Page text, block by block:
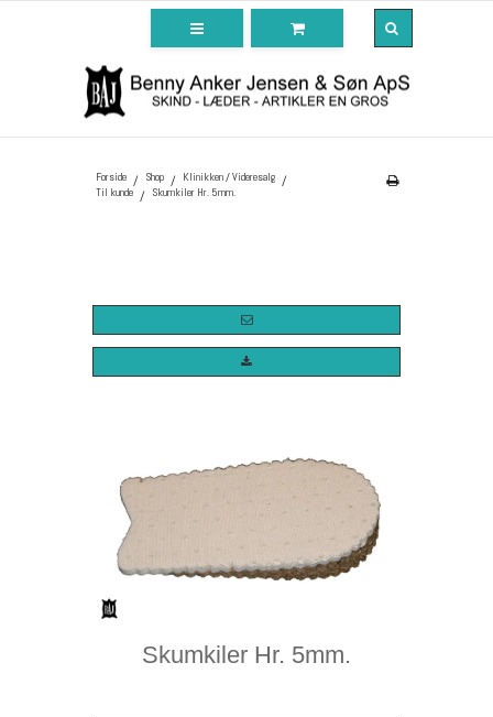
Forside / Shop / Klinikken / Videresalg /
Til kunde / Skumkiler Hr. 5mm.
Skumkiler Hr. 5mm.